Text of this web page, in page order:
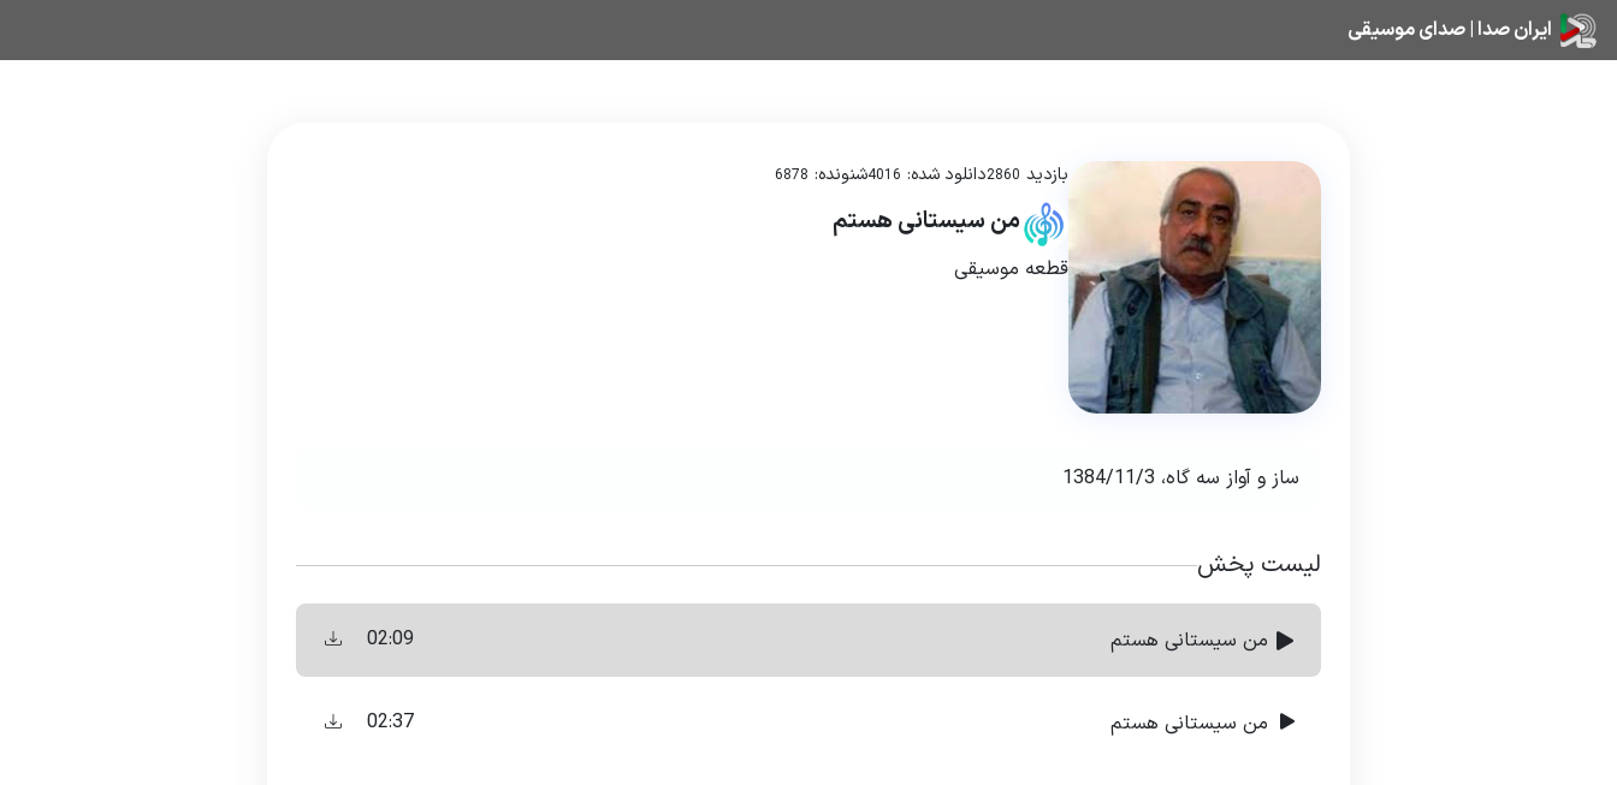
ایران صدا | صدای موسیقی
بازدید 2860دانلود شده: 4016شنونده: 6878
من سیستانی هستم
قطعه موسیقی
ساز و آواز سه گاه، ‏3‎‏/‎‏11‎‏/‎‏1384‎‏‎‏
لیست پخش
من سیستانی هستم 02:09
من سیستانی هستم 02:37